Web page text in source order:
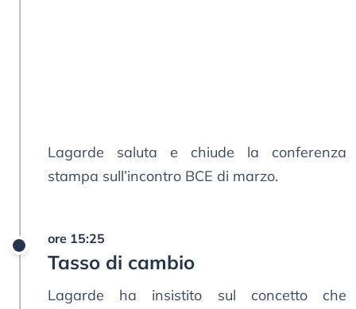
Lagarde saluta e chiude la conferenza
stampa sull’incontro BCE di marzo.
ore 15:25
Tasso di cambio
Lagarde ha insistito sul concetto che